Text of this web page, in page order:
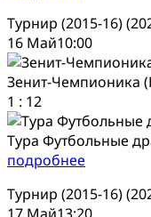
Турнир (2015-16)
16 Май10:00
Зенит-Чемпионика
1 : 12
Тура Футбольные
подробнее
Турнир (2015-16)
17 Май13:20